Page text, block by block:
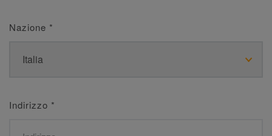
Nazione *
Indirizzo *